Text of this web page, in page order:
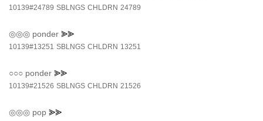
10139#24789 SBLNGS CHLDRN 24789
◎◎◎ ponder ⪢⪢
10139#13251 SBLNGS CHLDRN 13251
○○○ ponder ⪢⪢
10139#21526 SBLNGS CHLDRN 21526
◎◎◎ pop ⪢⪢